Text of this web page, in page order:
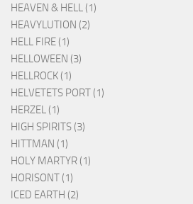
HEAVEN & HELL (1)
HEAVYLUTION (2)
HELL FIRE (1)
HELLOWEEN (3)
HELLROCK (1)
HELVETETS PORT (1)
HERZEL (1)
HIGH SPIRITS (3)
HITTMAN (1)
HOLY MARTYR (1)
HORISONT (1)
ICED EARTH (2)